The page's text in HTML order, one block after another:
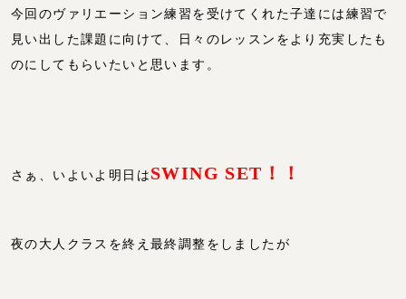
今回のヴァリエーション練習を受けてくれた子達には練習で
見い出した課題に向けて、日々のレッスンをより充実したも
のにしてもらいたいと思います。
さぁ、いよいよ明日は SWING SET！！
夜の大人クラスを終え最終調整をしましたが